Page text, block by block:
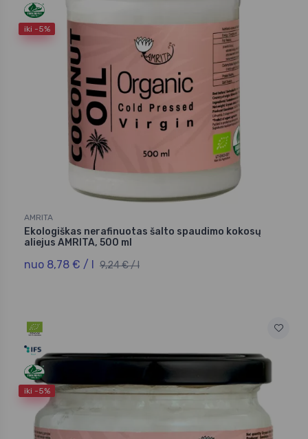
iki -5%
AMRITA
Ekologiškas nerafinuotas šalto spaudimo kokosų
aliejus AMRITA, 500 ml
nuo 8,78 € / l 9,24 € / l
iki -5%